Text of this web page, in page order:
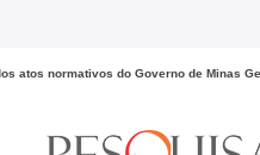
atos normativos do Governo de Minas